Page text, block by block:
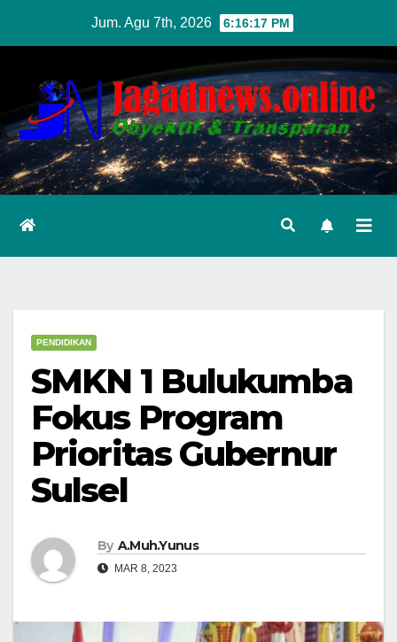
content
Jum. Agu 7th, 2026 6:16:19 PM
PENDIDIKAN
SMKN 1 Bulukumba
Fokus Program
Prioritas Gubernur
Sulsel
By A.Muh.Yunus
MAR 8, 2023